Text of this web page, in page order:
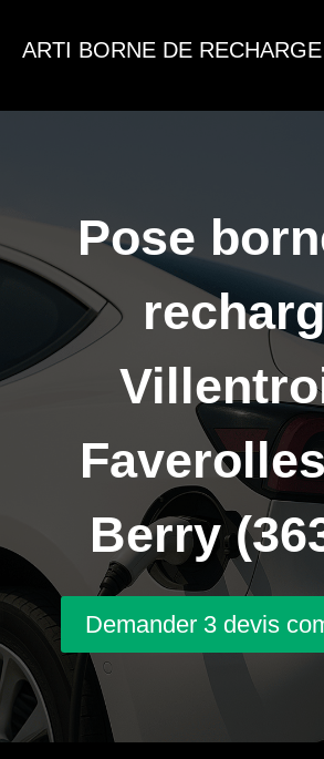
ARTI BORNE DE RECHARGE
Pose
Berry
Demander 3 devis